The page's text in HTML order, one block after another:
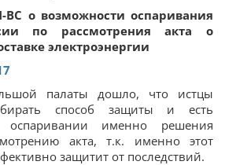
ВС о возможности оспаривания
по рассмотрения акта о
электроэнергии
палаты дошло, что истцы
способ защиты и есть
оспаривании именно решения
акта, т.к. именно этот
защитит от последствий.